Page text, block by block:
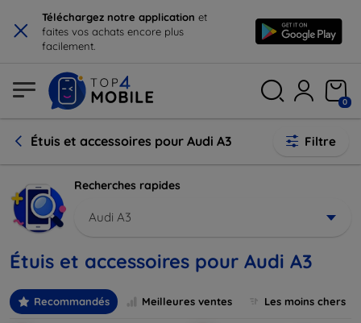
× Téléchargez notre application et
faites vos achats encore plus
facilement.
0
Étuis et accessoires pour Audi A3 Filtre
Recherches rapides
Audi A3
Étuis et accessoires pour Audi A3
Recommandés Meilleures ventes Les moins chers